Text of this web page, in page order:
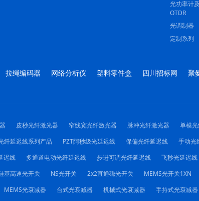
光功率计及
OTDR
光调制器
定制系列
拉绳编码器 网络分析仪 塑料零件盒 四川招标网 聚
皮秒光纤激光器 窄线宽光纤激光器 脉冲光纤激光器 单模
纤延迟线系列产品
PZT阿秒级光延迟线 保偏光纤延迟线 手动光
迟线
多通道电动光纤延迟线 步进可调光纤延迟线 飞秒光延迟线
基高速光开关
NS光开关 2x2直通磁光开关 MEMS光开关1XN
MEMS光衰减器
台式光衰减器 机械式光衰减器 手持式光衰减器